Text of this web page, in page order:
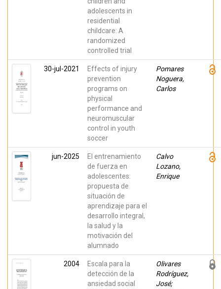
adolescents in
residential
childcare: A
randomized
controlled trial
Crespo
Quiles,
Carla
30-jul-2021
Effects of injury
prevention
programs on
physical
performance and
neuromuscular
control in youth
soccer
Pomares
Noguera,
Carlos
jun-2025
El entrenamiento
de fuerza en
adolescentes:
propuesta de
situación de
aprendizaje para el
desarrollo integral,
la salud y la
motivación del
alumnado
Calvo
Lozano,
Enrique
2004
Escala para la
detección de la
ansiedad social
Olivares
Rodríguez,
José;